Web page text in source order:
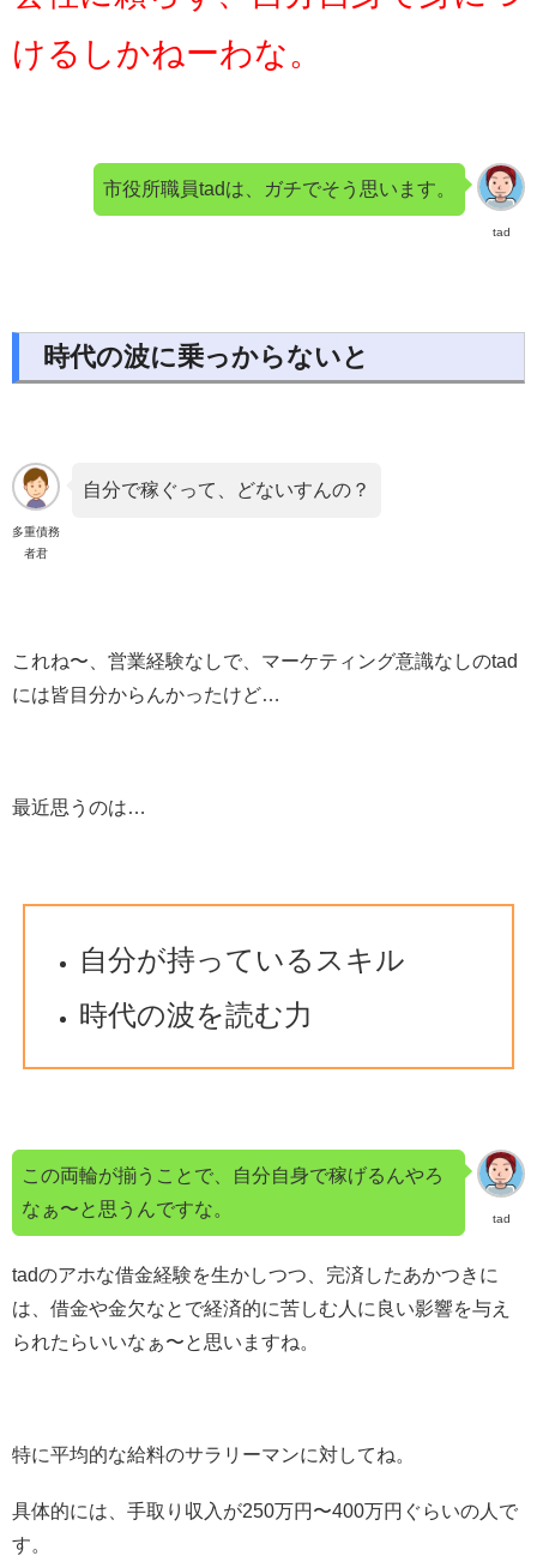
けるしかねーわな。
tad
市役所職員tadは、ガチでそう思います。
時代の波に乗っからないと
多重債務
者君
自分で稼ぐって、どないすんの？
これね〜、営業経験なしで、マーケティング意識なしのtad
には皆目分からんかったけど…
最近思うのは…
自分が持っているスキル️
時代の波を読む力
tad
この両輪が揃うことで、自分自身で稼げるんやろ
なぁ〜と思うんですな。
tadのアホな借金経験を生かしつつ、完済したあかつきに
は、借金や金欠なとで経済的に苦しむ人に良い影響を与え
られたらいいなぁ〜と思いますね。
特に平均的な給料のサラリーマンに対してね。
具体的には、手取り収入が250万円〜400万円ぐらいの人で
す。